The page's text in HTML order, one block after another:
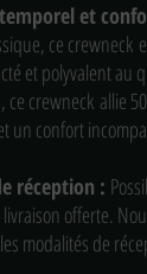
et
ce crewneck
et polyvalent au
ce crewneck allie
un confort
réception :
offerte.
modalités de